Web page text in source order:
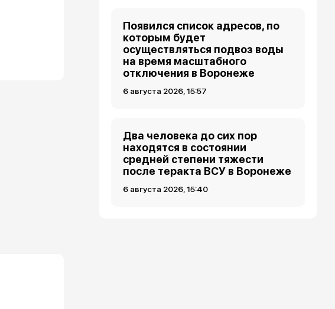
Появился список адресов, по
которым будет
осуществляться подвоз воды
на время масштабного
отключения в Воронеже
6 августа 2026, 15:57
Два человека до сих пор
находятся в состоянии
средней степени тяжести
после теракта ВСУ в Воронеже
6 августа 2026, 15:40